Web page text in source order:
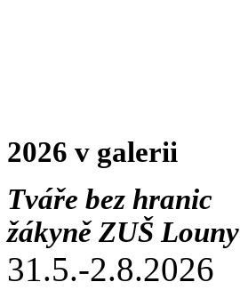
2026 v galerii
Tváře bez hranic
žákyně ZUŠ Louny
31.5.-2.8.2026